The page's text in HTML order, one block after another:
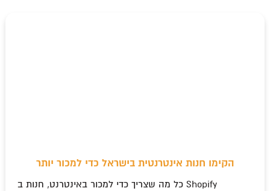
הקימו חנות אינטרנטית בישראל כדי למכור יותר
כל מה שצריך כדי למכור באינטרנט, חנות ב Shopify